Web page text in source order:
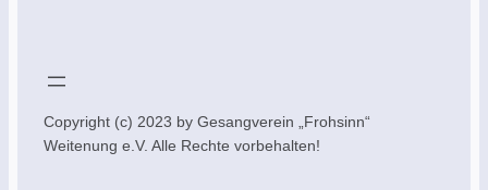
Copyright (c) 2023 by Gesangverein „Frohsinn“
Weitenung e.V. Alle Rechte vorbehalten!